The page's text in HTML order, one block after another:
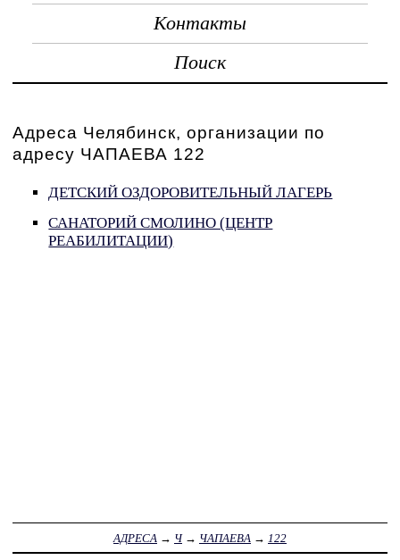
Контакты
Поиск
Адреса Челябинск, организации по
адресу ЧАПАЕВА 122
ДЕТСКИЙ ОЗДОРОВИТЕЛЬНЫЙ ЛАГЕРЬ
САНАТОРИЙ СМОЛИНО (ЦЕНТР
РЕАБИЛИТАЦИИ)
АДРЕСА → Ч→ ЧАПАЕВА → 122